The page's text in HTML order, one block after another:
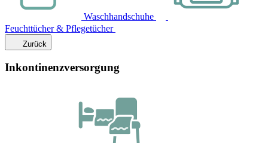
Waschhandschuhe
Feuchttücher & Pflegetücher
Zurück
Inkontinenzversorgung